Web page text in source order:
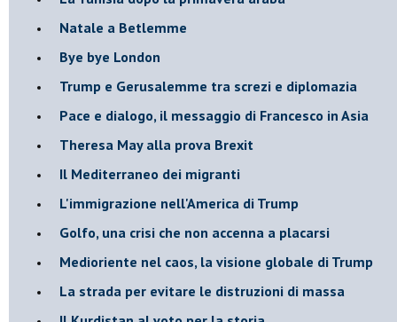
Natale a Betlemme
Bye bye London
Trump e Gerusalemme tra screzi e diplomazia
Pace e dialogo, il messaggio di Francesco in Asia
Theresa May alla prova Brexit
Il Mediterraneo dei migranti
L'immigrazione nell'America di Trump
Golfo, una crisi che non accenna a placarsi
Medioriente nel caos, la visione globale di Trump
La strada per evitare le distruzioni di massa